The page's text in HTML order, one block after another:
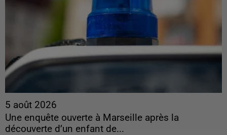
5 août 2026
Une enquête ouverte à Marseille après la
découverte d’un enfant de...